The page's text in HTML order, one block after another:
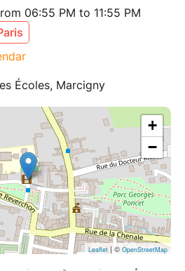
06:55 PM to 11:55 PM
Écoles, Marcigny
+
−
Leaflet | © OpenStreetMap